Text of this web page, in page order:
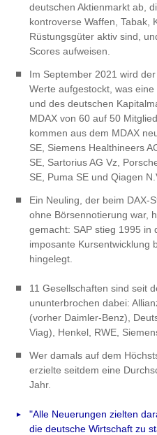
deutschen Aktienmarkt ab,
kontroverse Waffen, Tabak,
Rüstungsgüter aktiv sind,
Scores aufweisen.
Im September 2021 wird
Werte aufgestockt, was
und des deutschen
MDAX von 60 auf 50
kommen aus dem MDAX
SE, Siemens Healthineers
SE, Sartorius AG Vz,
SE, Puma SE und Qiagen
Ein Neuling, der beim DAX-
ohne Börsennotierung war,
gemacht: SAP stieg 1995 in
imposante Kursentwicklung
hingelegt.
11 Gesellschaften sind seit
ununterbrochen dabei:
(vorher Daimler-Benz),
Viag), Henkel, RWE,
Wer damals auf dem
erzielte seitdem eine
Jahr.
"Alle Neuerungen zielten
die deutsche Wirtschaft zu